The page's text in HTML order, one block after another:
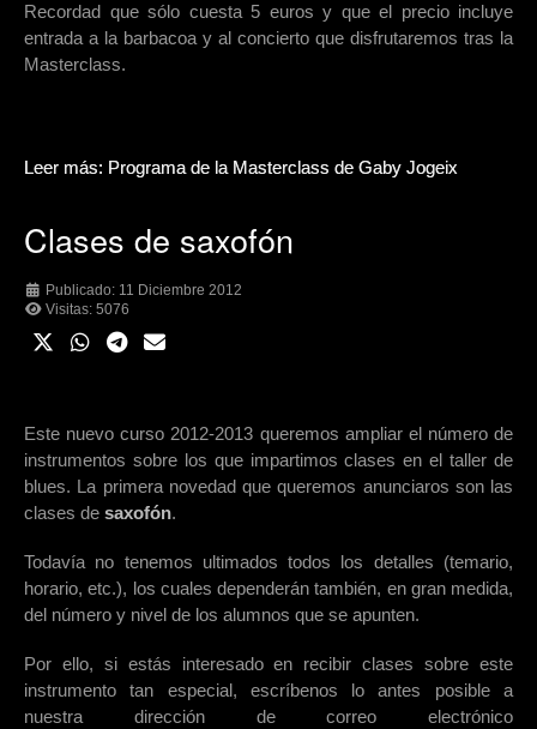
Recordad que sólo cuesta 5 euros y que el precio incluye
entrada a la barbacoa y al concierto que disfrutaremos tras la
Masterclass.
Leer más: Programa de la Masterclass de Gaby Jogeix
Clases de saxofón
Publicado: 11 Diciembre 2012
Visitas: 5076
Este nuevo curso 2012-2013 queremos ampliar el número de
instrumentos sobre los que impartimos clases en el taller de
blues. La primera novedad que queremos anunciaros son las
clases de saxofón.
Todavía no tenemos ultimados todos los detalles (temario,
horario, etc.), los cuales dependerán también, en gran medida,
del número y nivel de los alumnos que se apunten.
Por ello, si estás interesado en recibir clases sobre este
instrumento tan especial, escríbenos lo antes posible a
nuestra dirección de correo electrónico